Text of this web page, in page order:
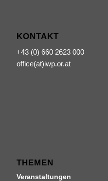
KONTAKT
+43 (0) 660 2623 000
office(at)iwp.or.at
THEMEN
Veranstaltungen